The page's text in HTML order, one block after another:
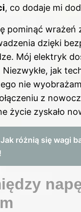
, co dodaje mi
pominąć
dzięki
Mój elektryk
Niezwykłe, jak
nie
z
życie zyskało
Jak różnią się wagi